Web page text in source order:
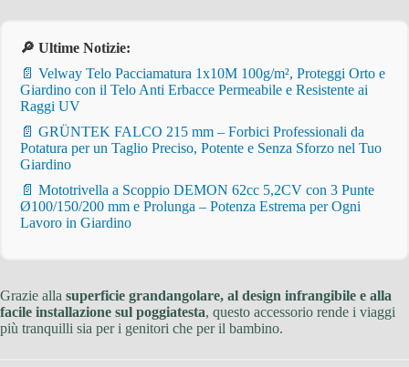
🔎 Ultime Notizie:
📄 Velway Telo Pacciamatura 1x10M 100g/m², Proteggi Orto e
Giardino con il Telo Anti Erbacce Permeabile e Resistente ai
Raggi UV
📄 GRÜNTEK FALCO 215 mm – Forbici Professionali da
Potatura per un Taglio Preciso, Potente e Senza Sforzo nel Tuo
Giardino
📄 Mototrivella a Scoppio DEMON 62cc 5,2CV con 3 Punte
Ø100/150/200 mm e Prolunga – Potenza Estrema per Ogni
Lavoro in Giardino
Grazie alla superficie grandangolare, al design infrangibile e alla
facile installazione sul poggiatesta, questo accessorio rende i viaggi
più tranquilli sia per i genitori che per il bambino.